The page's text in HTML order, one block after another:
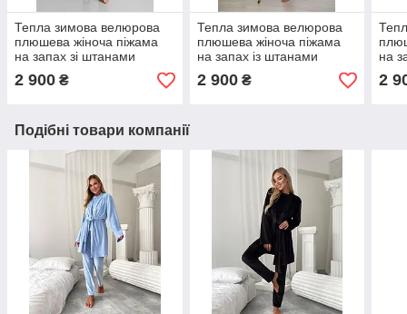
Тепла зимова велюрова
плюшева жіноча піжама
на запах зі штанами
домашній костюм колір
фісташковий
2 900 ₴
Тепла зимова велюрова
плюшева жіноча піжама
на запах із штанами
домашній костюм колір
малиновий
2 900₴
на
2
Подібні товари компанії